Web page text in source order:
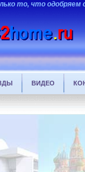
то, что одобряем
ВИДЕО